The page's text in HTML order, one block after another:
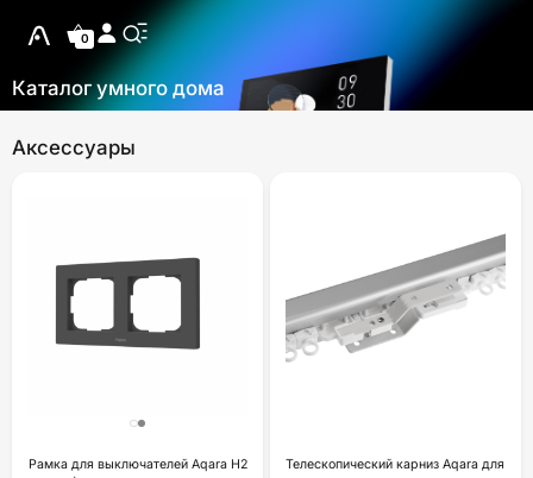
0
Каталог умного дома
Аксессуары
Рамка для выключателей Aqara H2
Телескопический карниз Aqara для